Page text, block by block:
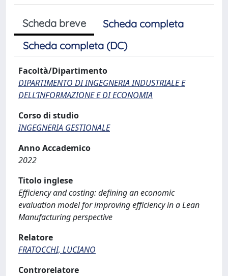
Scheda breve
Scheda completa
Scheda completa (DC)
Facoltà/Dipartimento
DIPARTIMENTO DI INGEGNERIA INDUSTRIALE E
DELL’INFORMAZIONE E DI ECONOMIA
Corso di studio
INGEGNERIA GESTIONALE
Anno Accademico
2022
Titolo inglese
Efficiency and costing: defining an economic
evaluation model for improving efficiency in a Lean
Manufacturing perspective
Relatore
FRATOCCHI, LUCIANO
Controrelatore